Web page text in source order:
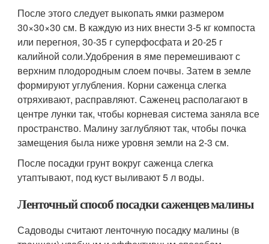
После этого следует выкопать ямки размером
30×30×30 см. В каждую из них внести 3-5 кг компоста
или перегноя, 30-35 г суперфосфата и 20-25 г
калийной соли.Удобрения в яме перемешивают с
верхним плодородным слоем почвы. Затем в земле
формируют углубления. Корни саженца слегка
отряхивают, расправляют. Саженец располагают в
центре лунки так, чтобы корневая система заняла все
пространство. Малину заглубляют так, чтобы почка
замещения была ниже уровня земли на 2-3 см.
После посадки грунт вокруг саженца слегка
утаптывают, под куст выливают 5 л воды.
Ленточный способ посадки саженцев малины
Садоводы считают ленточную посадку малины (в